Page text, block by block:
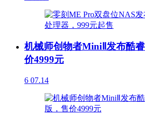
机械师创物者MiniⅡ发布酷
价4999元
6 07.14